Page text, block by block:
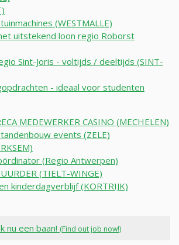
(WESTMALLE)
uitstekend loon regio Roborst
Sint-Joris - voltijds / deeltijds (SINT-
- ideaal voor studenten
MEDEWERKER CASINO (MECHELEN)
events (ZELE)
(Regio Antwerpen)
(TIELT-WINGE)
kinderdagverblijf (KORTRIJK)
nu een baan! (Find out job now!)